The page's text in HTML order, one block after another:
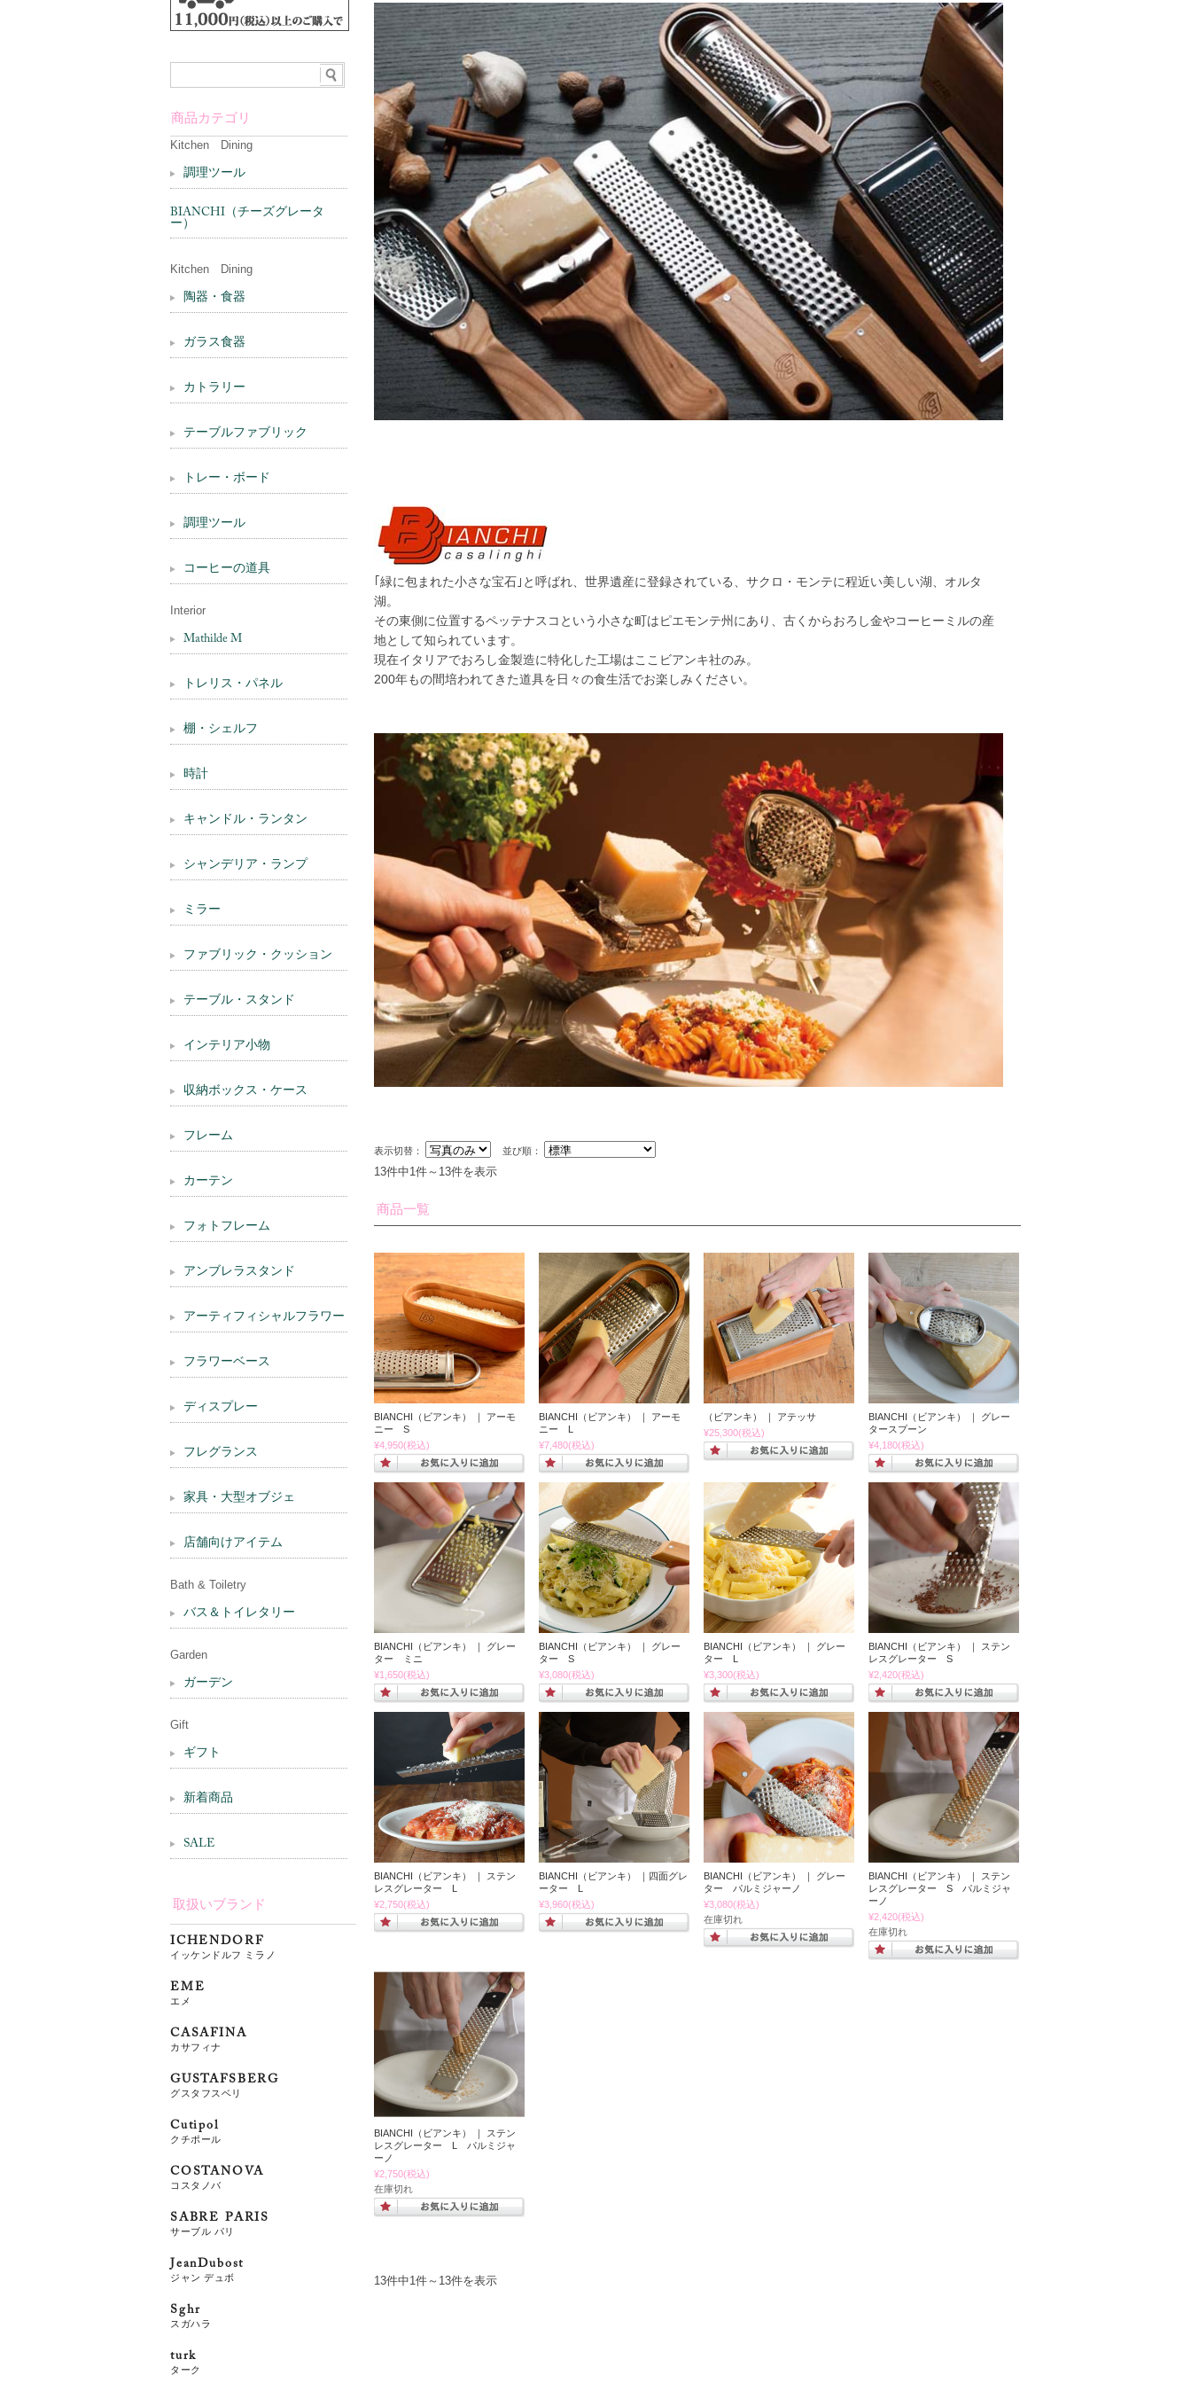
｢緑に包まれた小さな宝石｣と呼ばれ、世界遺産に登録されている、サクロ・モンテに程近い美しい湖、オルタ
湖。
その東側に位置するペッテナスコという小さな町はピエモンテ州にあり、古くからおろし金やコーヒーミルの産
地として知られています。
現在イタリアでおろし金製造に特化した工場はここビアンキ社のみ。
200年もの間培われてきた道具を日々の食生活でお楽しみください。
表示切替： 並び順：
13件中1件～13件を表示
商品一覧
BIANCHI（ビアンキ） ｜ アーモ
ニー S
¥4,950(税込)
BIANCHI（ビアンキ） ｜ アーモ
ニー L
¥7,480(税込)
（ビアンキ） ｜ アテッサ
¥25,300(税込)
BIANCHI（ビアンキ） ｜ グレー
タースプーン
¥4,180(税込)
BIANCHI（ビアンキ） ｜ グレー
ター ミニ
¥1,650(税込)
BIANCHI（ビアンキ） ｜ グレー
ター S
¥3,080(税込)
BIANCHI（ビアンキ） ｜ グレー
ター L
¥3,300(税込)
BIANCHI（ビアンキ） ｜ ステン
レスグレーター S
¥2,420(税込)
BIANCHI（ビアンキ） ｜ ステン
レスグレーター L
¥2,750(税込)
BIANCHI（ビアンキ） ｜四面グレ
ーター L
¥3,960(税込)
BIANCHI（ビアンキ） ｜ グレー
ター パルミジャーノ
¥3,080(税込)
在庫切れ
BIANCHI（ビアンキ） ｜ ステン
レスグレーター S パルミジャ
ーノ
¥2,420(税込)
在庫切れ
BIANCHI（ビアンキ） ｜ ステン
レスグレーター L パルミジャ
ーノ
¥2,750(税込)
在庫切れ
13件中1件～13件を表示
商品カテゴリ
Kitchen Dining
調理ツール
BIANCHI（チーズグレータ
ー）
Kitchen Dining
陶器・食器
ガラス食器
カトラリー
テーブルファブリック
トレー・ボード
調理ツール
コーヒーの道具
Interior
Mathilde M
トレリス・パネル
棚・シェルフ
時計
キャンドル・ランタン
シャンデリア・ランプ
ミラー
ファブリック・クッション
テーブル・スタンド
インテリア小物
収納ボックス・ケース
フレーム
カーテン
フォトフレーム
アンブレラスタンド
アーティフィシャルフラワー
フラワーベース
ディスプレー
フレグランス
家具・大型オブジェ
店舗向けアイテム
Bath & Toiletry
バス＆トイレタリー
Garden
ガーデン
Gift
ギフト
新着商品
SALE
取扱いブランド
ICHENDORF
イッケンドルフ ミラノ
EME
エメ
CASAFINA
カサフィナ
GUSTAFSBERG
グスタフスベリ
Cutipol
クチポール
COSTANOVA
コスタノバ
SABRE PARIS
サーブル パリ
JeanDubost
ジャン デュボ
Sghr
スガハラ
turk
ターク